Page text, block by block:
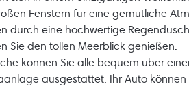
Fenstern für eine gemütliche
durch eine hochwertige
Sie den tollen Meerblick genießen.
können Sie alle bequem über
ausgestattet. Ihr Auto